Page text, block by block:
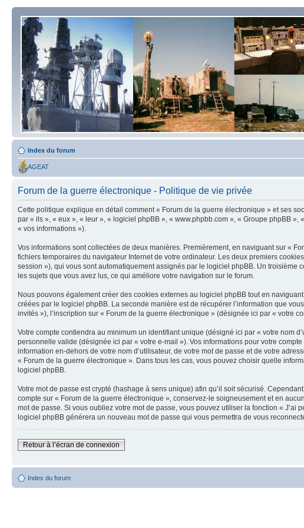
Index du forum
AGEAT
Forum de la guerre électronique - Politique de vie privée
Cette politique explique en détail comment « Forum de la guerre électronique » et ses
par « ils », « eux », « leur », « logiciel phpBB », « www.phpbb.com », « Groupe phpBB
« vos informations »).
Vos informations sont collectées de deux manières. Premièrement, en naviguant sur «
fichiers temporaires du navigateur Internet de votre ordinateur. Les deux premiers
session »), qui vous sont automatiquement assignés par le logiciel phpBB. Un
les sujets que vous avez lus, ce qui améliore votre navigation sur le forum.
Nous pouvons également créer des cookies externes au logiciel phpBB tout en
créées par le logiciel phpBB. La seconde manière est de récupérer l’information que
invités »), l’inscription sur « Forum de la guerre électronique » (désignée ici par « votre
Votre compte contiendra au minimum un identifiant unique (désigné ici par « votre nom
personnelle valide (désignée ici par « votre e-mail »). Vos informations pour votre
information en-dehors de votre nom d’utilisateur, de votre mot de passe et de votre
« Forum de la guerre électronique ». Dans tous les cas, vous pouvez choisir quelle
logiciel phpBB.
Votre mot de passe est crypté (hashage à sens unique) afin qu’il soit sécurisé.
compte sur « Forum de la guerre électronique », conservez-le soigneusement et en
mot de passe. Si vous oubliez votre mot de passe, vous pouvez utiliser la fonction «
logiciel phpBB générera un nouveau mot de passe qui vous permettra de vous
Retour à l’écran de connexion
Index du forum